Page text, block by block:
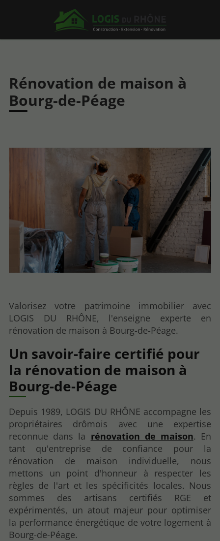
Rénovation de maison à
Bourg-de-Péage
Valorisez votre patrimoine immobilier avec
LOGIS DU RHÔNE, l'enseigne experte en
rénovation de maison à Bourg-de-Péage.
Un savoir-faire certifié pour
la rénovation de maison à
Bourg-de-Péage
Depuis 1989, LOGIS DU RHÔNE accompagne les
propriétaires drômois avec une expertise
reconnue dans la rénovation de maison. En
tant qu'entreprise de confiance pour la
rénovation de maison individuelle, nous
mettons un point d'honneur à respecter les
règles de l'art et les spécificités locales. Nous
sommes des artisans certifiés RGE et
expérimentés, un atout majeur pour optimiser
la performance énergétique de votre logement à
Bourg-de-Péage.